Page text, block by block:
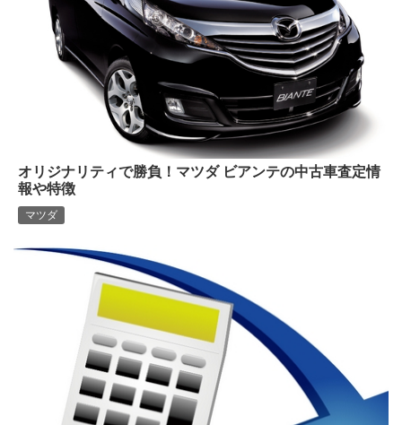
オリジナリティで勝負！マツダ ビアンテの中古車査定情
報や特徴
マツダ